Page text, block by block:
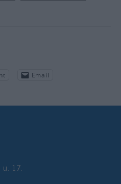
Email
17.